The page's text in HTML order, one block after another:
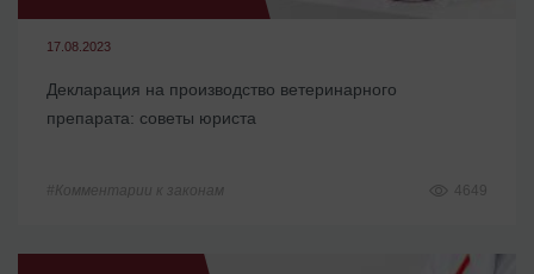
17.08.2023
Декларация на производство ветеринарного
препарата: советы юриста
#Комментарии к законам 4649